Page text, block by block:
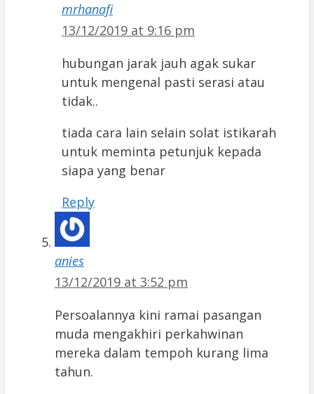
mrhanafi
13/12/2019 at 9:16 pm
hubungan jarak jauh agak sukar
untuk mengenal pasti serasi atau
tidak..
tiada cara lain selain solat istikarah
untuk meminta petunjuk kepada
siapa yang benar
Reply
anies
13/12/2019 at 3:52 pm
Persoalannya kini ramai pasangan
muda mengakhiri perkahwinan
mereka dalam tempoh kurang lima
tahun.